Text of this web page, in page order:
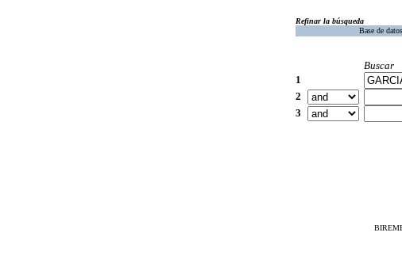
Refinar la búsqueda
Base de
Buscar
1
2
3